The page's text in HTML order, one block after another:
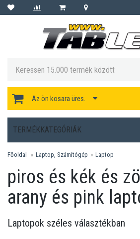
Az ön kosara üres.
TERMÉKKATEGÓRIÁK
Főoldal Laptop, Számítógép Laptop
piros és kék és
arany és pink
Laptopok széles választékban